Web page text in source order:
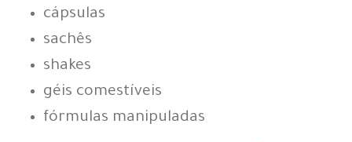
cápsulas
sachês
shakes
géis comestíveis
fórmulas manipuladas